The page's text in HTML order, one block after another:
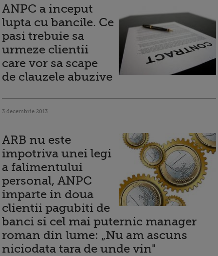
ANPC a inceput
lupta cu bancile. Ce
pasi trebuie sa
urmeze clientii
care vor sa scape
de clauzele abuzive
3 decembrie 2013
ARB nu este
impotriva unei legi
a falimentului
personal, ANPC
imparte in doua
clientii pagubiti de
banci si cel mai puternic manager
roman din lume: „Nu am ascuns
niciodata tara de unde vin"